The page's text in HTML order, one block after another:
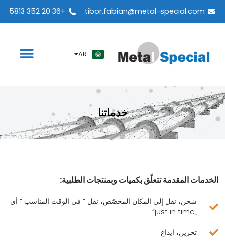
tibor.fabian@metal-special.com
+36 20 352 5813
AR
ES
PT
ZH
خدماتنا
الخدمات المقدمة تتعلّق بكميات وبمنتجات الطلبية:
شحن، نقل إلى المكان المخصّص، نقل ” في الوقت المناسب ” أي
„just in time”
تخزين، ايداع